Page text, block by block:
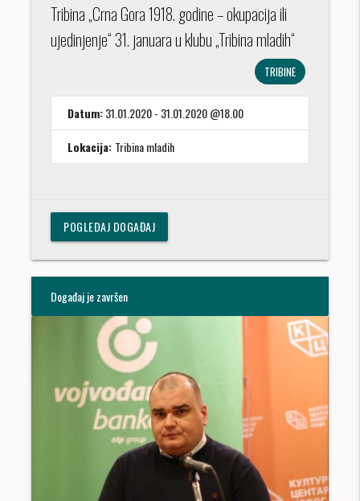
Tribina „Crna Gora 1918. godine – okupacija ili
ujedinjenje“ 31. januara u klubu „Tribina mladih“
TRIBINE
Datum:31.01.2020 - 31.01.2020 @18.00
Lokacija: Tribina mladih
POGLEDAJ DOGAĐAJ
Događaj je završen